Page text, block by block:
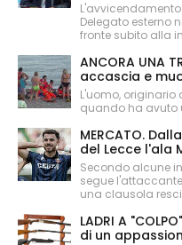
Delegato esterno
fronte subito alla
ANCORA UNA
accascia e
L'uomo,
quando ha avuto
MERCATO.
del Lecce l'ala
Secondo alcune
segue
una clausola
LADRI A
di un